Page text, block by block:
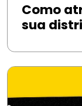
Como
sua